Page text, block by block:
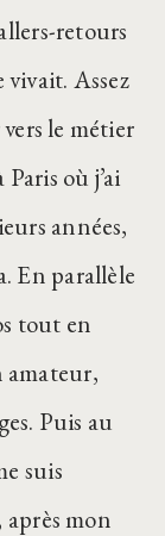
retours
Assez
le métier
où j’ai
années,
En parallèle
tout en
Puis au
suis
mon